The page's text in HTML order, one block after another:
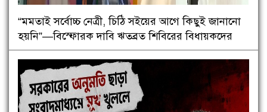
“মমতাই সর্বোচ্চ নেত্রী, চিঠি সইয়ের আগে কিছুই জানানো
হয়নি”—বিস্ফোরক দাবি ঋতব্রত শিবিরের বিধায়কদের